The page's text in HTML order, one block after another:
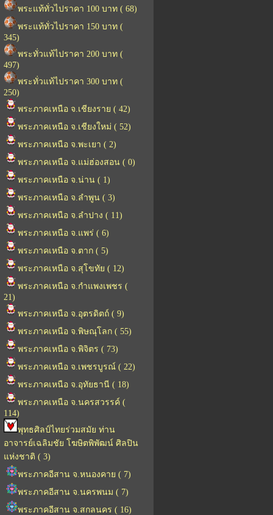
พระแท้ทั่วไปราคา 100 บาท ( 68)
พระแท้ทั่วไปราคา 150 บาท (
345)
พระทั่วแท้ไปราคา 200 บาท (
497)
พระทั่วแท้ไปราคา 300 บาท (
250)
พระภาคเหนือ จ.เชียงราย ( 42)
พระภาคเหนือ จ.เชียงใหม่ ( 52)
พระภาคเหนือ จ.พะเยา ( 2)
พระภาคเหนือ จ.แม่ฮ่องสอน ( 0)
พระภาคเหนือ จ.น่าน ( 1)
พระภาคเหนือ จ.ลำพูน ( 3)
พระภาคเหนือ จ.ลำปาง ( 11)
พระภาคเหนือ จ.แพร่ ( 6)
พระภาคเหนือ จ.ตาก ( 5)
พระภาคเหนือ จ.สุโขทัย ( 12)
พระภาคเหนือ จ.กำแพงเพชร (
21)
พระภาคเหนือ จ.อุตรดิตถ์ ( 9)
พระภาคเหนือ จ.พิษณุโลก ( 55)
พระภาคเหนือ จ.พิจิตร ( 73)
พระภาคเหนือ จ.เพชรบูรณ์ ( 22)
พระภาคเหนือ จ.อุทัยธานี ( 18)
พระภาคเหนือ จ.นครสวรรค์ (
114)
พุทธศิลป์ไทยร่วมสมัย ท่าน
อาจารย์เฉลิมชัย โฆษิตพิพัฒน์ ศิลปิน
แห่งชาติ ( 3)
พระภาคอีสาน จ.หนองคาย ( 7)
พระภาคอีสาน จ.นครพนม ( 7)
พระภาคอีสาน จ.สกลนคร ( 16)